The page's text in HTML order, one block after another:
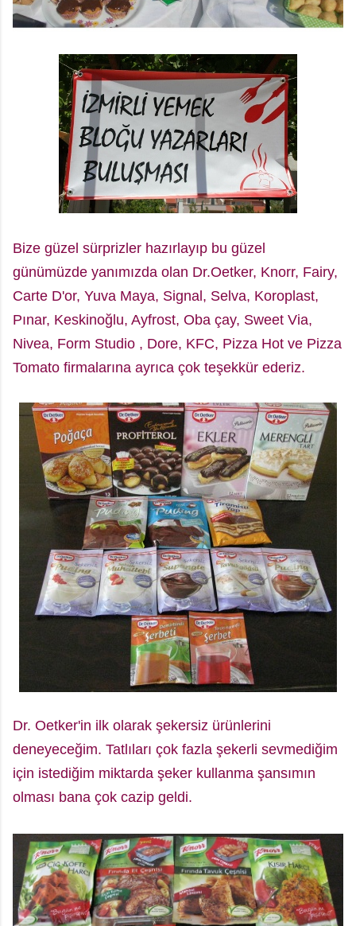
Bize güzel sürprizler hazırlayıp bu güzel
günümüzde yanımızda olan Dr.Oetker, Knorr, Fairy,
Carte D'or, Yuva Maya, Signal, Selva, Koroplast,
Pınar, Keskinoğlu, Ayfrost, Oba çay, Sweet Via,
Nivea, Form Studio , Dore, KFC, Pizza Hot ve Pizza
Tomato firmalarına ayrıca çok teşekkür ederiz.
Dr. Oetker'in ilk olarak şekersiz ürünlerini
deneyeceğim. Tatlıları çok fazla şekerli sevmediğim
için istediğim miktarda şeker kullanma şansımın
olması bana çok cazip geldi.